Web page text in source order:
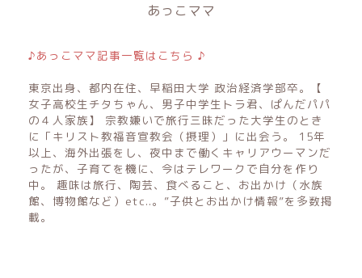
あっこママ
♪あっこママ記事一覧はこちら ♪
東京出身、都内在住、早稲田大学 政治経済学部卒。【
女子高校生チタちゃん、男子中学生トラ君、ぱんだパパ
の４人家族】 宗教嫌いで旅行三昧だった大学生のとき
に「キリスト教福音宣教会（摂理）」に出会う。 15年
以上、海外出張をし、夜中まで働くキャリアウーマンだ
ったが、子育てを機に、今はテレワークで自分を作り
中。 趣味は旅行、陶芸、食べること、お出かけ（水族
館、博物館など）etc..。”子供とお出かけ情報”を多数掲
載。